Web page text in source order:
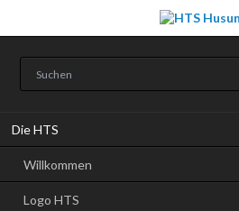
überspringen
Die HTS
Willkommen
Logo HTS